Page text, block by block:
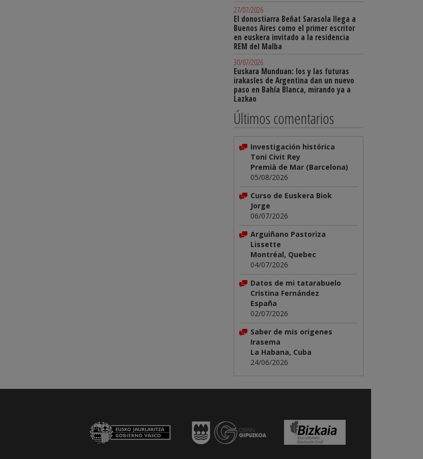
27/07/2026
El donostiarra Beñat Sarasola llega a
Buenos Aires como el primer escritor
en euskera invitado a la residencia
REM del Malba
30/07/2026
Euskara Munduan: los y las futuras
irakasles de Argentina dan un nuevo
paso en Bahía Blanca, mirando ya a
Lazkao
Últimos comentarios
Investigación histórica
Toni Civit Rey
Premià de Mar (Barcelona)
05/08/2026
Curso de Euskera Biok
Jorge
06/07/2026
Arguiñano Pastoriza
Lissette
Montréal, Quebec
04/07/2026
Datos de mi tatarabuelo
Cristina Fernández
España
02/07/2026
Saber de mis origenes
Irasema
La Habana, Cuba
24/06/2026